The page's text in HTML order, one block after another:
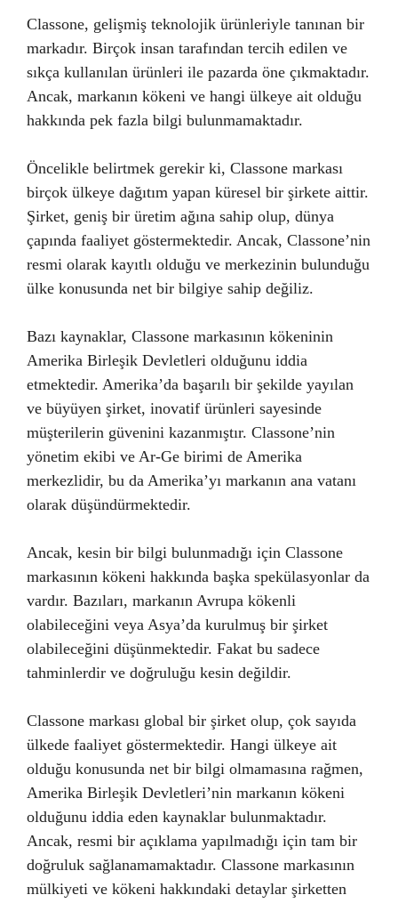
Classone, gelişmiş teknolojik ürünleriyle tanınan bir
markadır. Birçok insan tarafından tercih edilen ve
sıkça kullanılan ürünleri ile pazarda öne çıkmaktadır.
Ancak, markanın kökeni ve hangi ülkeye ait olduğu
hakkında pek fazla bilgi bulunmamaktadır.
Öncelikle belirtmek gerekir ki, Classone markası
birçok ülkeye dağıtım yapan küresel bir şirkete aittir.
Şirket, geniş bir üretim ağına sahip olup, dünya
çapında faaliyet göstermektedir. Ancak, Classone’nin
resmi olarak kayıtlı olduğu ve merkezinin bulunduğu
ülke konusunda net bir bilgiye sahip değiliz.
Bazı kaynaklar, Classone markasının kökeninin
Amerika Birleşik Devletleri olduğunu iddia
etmektedir. Amerika’da başarılı bir şekilde yayılan
ve büyüyen şirket, inovatif ürünleri sayesinde
müşterilerin güvenini kazanmıştır. Classone’nin
yönetim ekibi ve Ar-Ge birimi de Amerika
merkezlidir, bu da Amerika’yı markanın ana vatanı
olarak düşündürmektedir.
Ancak, kesin bir bilgi bulunmadığı için Classone
markasının kökeni hakkında başka spekülasyonlar da
vardır. Bazıları, markanın Avrupa kökenli
olabileceğini veya Asya’da kurulmuş bir şirket
olabileceğini düşünmektedir. Fakat bu sadece
tahminlerdir ve doğruluğu kesin değildir.
Classone markası global bir şirket olup, çok sayıda
ülkede faaliyet göstermektedir. Hangi ülkeye ait
olduğu konusunda net bir bilgi olmamasına rağmen,
Amerika Birleşik Devletleri’nin markanın kökeni
olduğunu iddia eden kaynaklar bulunmaktadır.
Ancak, resmi bir açıklama yapılmadığı için tam bir
doğruluk sağlanamamaktadır. Classone markasının
mülkiyeti ve kökeni hakkındaki detaylar şirketten